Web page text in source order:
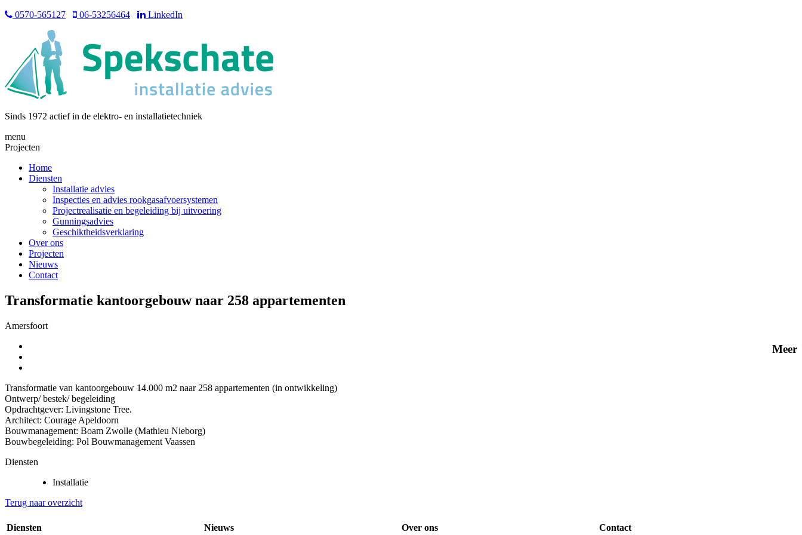
0570-565127 06-53256464 LinkedIn
Sinds 1972 actief in de elektro- en installatietechniek
menu
Projecten
Home
Diensten
Installatie advies
Inspecties en advies rookgasafvoersystemen
Projectrealisatie en begeleiding bij uitvoering
Gunningsadvies
Geschiktheidsverklaring
Over ons
Projecten
Nieuws
Contact
Transformatie kantoorgebouw naar 258 appartementen
Amersfoort
Transformatie van kantoorgebouw 14.000 m2 naar 258 appartementen (in ontwikkeling)
Ontwerp/ bestek/ begeleiding
Opdrachtgever: Livingstone Tree.
Architect: Courage Apeldoorn
Bouwmanagement: Boam Zwolle (Mathieu Nieborg)
Bouwbegeleiding: Pol Bouwmanagement Vaassen
Diensten
Installatie
Terug naar overzicht
Meer
Diensten Nieuws Over ons Contact